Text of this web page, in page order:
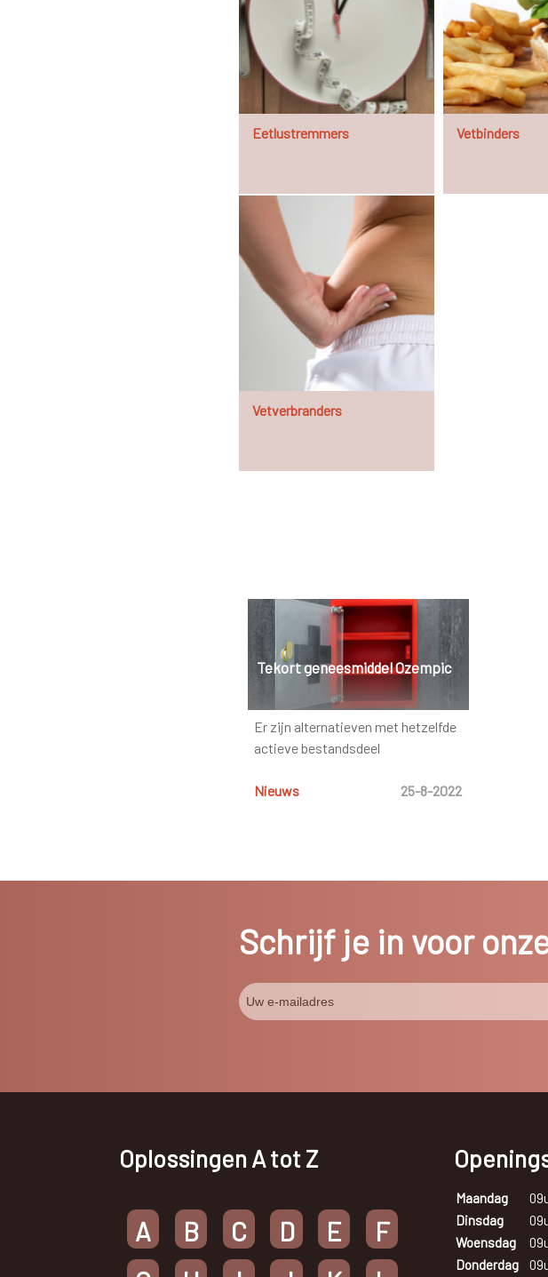
Eetlustremmers Vetbinders
Vetverbranders
Tekort geneesmiddel Ozempic
Er zijn alternatieven met hetzelfde
actieve bestandsdeel
Nieuws 25-8-2022
Schrijf je in voor
Oplossingen A tot Z
A B C D E
F
Maandag
Dinsdag
Woensdag
Donderdag